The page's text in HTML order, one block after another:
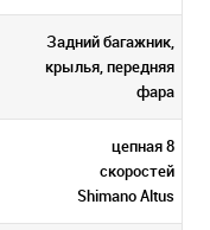
Задний багажник,
крылья, передняя
фара
цепная 8
скоростей
Shimano Altus